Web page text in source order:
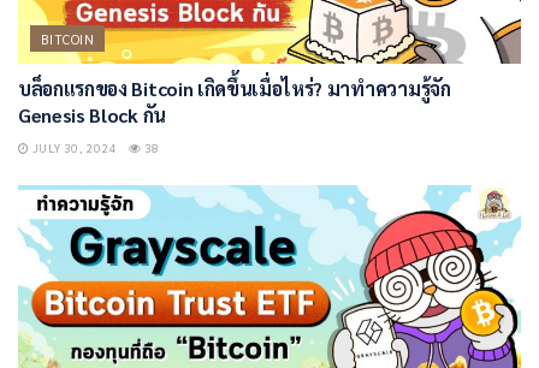
BITCOIN
บล็อกแรกของ Bitcoin เกิดขึ้นเมื่อไหร่? มาทำความรู้จัก
Genesis Block กัน
JULY 30, 2024 38